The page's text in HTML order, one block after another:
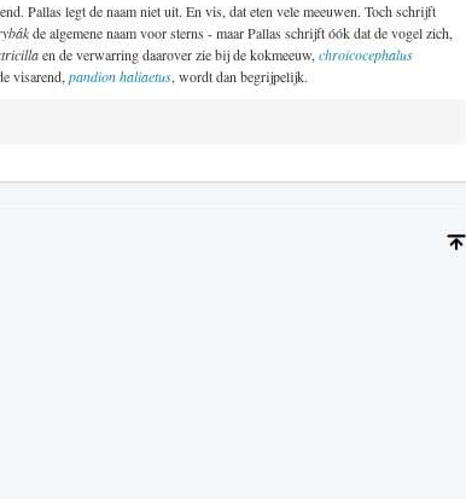
Pallas legt de naam niet uit. En vis, dat eten vele meeuwen. Toch schrijft
de algemene naam voor sterns - maar Pallas schrijft óók dat de vogel zich,
en de verwarring daarover zie bij de kokmeeuw,chroicocephalus
visarend,pandion haliaetus, wordt dan begrijpelijk.